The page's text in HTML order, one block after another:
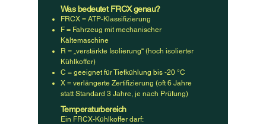
Was bedeutet FRCX genau?
FRCX = ATP-Klassifizierung
F = Fahrzeug mit mechanischer
Kältemaschine
R = „verstärkte Isolierung“ (hoch isolierter
Kühlkoffer)
C = geeignet für Tiefkühlung bis -20 °C
X = verlängerte Zertifizierung (oft 6 Jahre
statt Standard 3 Jahre, je nach Prüfung)
Temperaturbereich
Ein FRCX-Kühlkoffer darf: